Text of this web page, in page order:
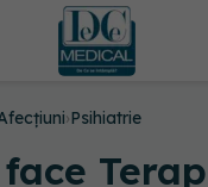
›Psihiatrie
face